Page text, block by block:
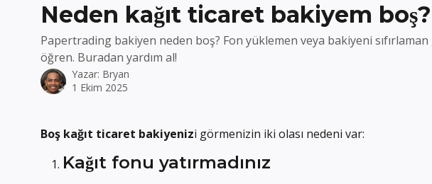
Neden kağıt ticaret bakiyem boş?
Papertrading bakiyen neden boş? Fon yüklemen veya bakiyeni
öğren. Buradan yardım al!
Yazar: Bryan
1 Ekim 2025
Boş kağıt ticaret bakiyenizi görmenizin iki olası nedeni var:
Kağıt fonu yatırmadınız